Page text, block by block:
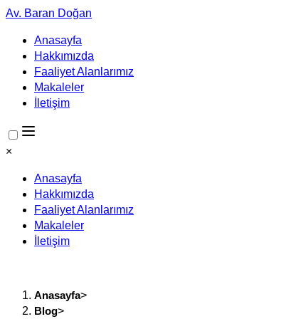
Av. Baran Doğan
Anasayfa
Hakkımızda
Faaliyet Alanlarımız
Makaleler
İletişim
×
Anasayfa
Hakkımızda
Faaliyet Alanlarımız
Makaleler
İletişim
Anasayfa>
Blog>